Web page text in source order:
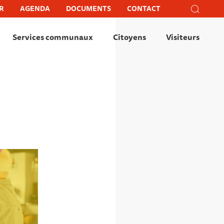
AGENDA DOCUMENTS CONTACT
Services communaux Citoyens Visiteurs